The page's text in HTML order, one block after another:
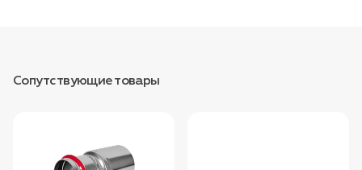
Сопутствующие товары